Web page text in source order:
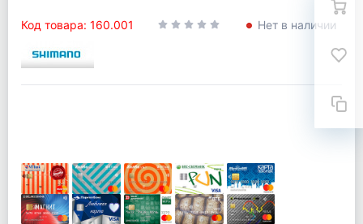
Код товара: 160.001 Нет в наличии